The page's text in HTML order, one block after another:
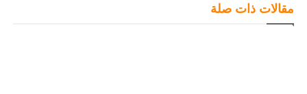
مقالات ذات صلة